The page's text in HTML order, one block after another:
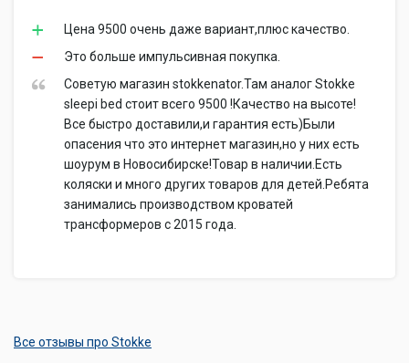
Цена 9500 очень даже вариант,плюс качество.
Это больше импульсивная покупка.
Советую магазин stokkenator.Там аналог Stokke
sleepi bed стоит всего 9500 !Качество на высоте!
Все быстро доставили,и гарантия есть)Были
опасения что это интернет магазин,но у них есть
шоурум в Новосибирске!Товар в наличии.Есть
коляски и много других товаров для детей.Ребята
занимались производством кроватей
трансформеров с 2015 года.
Все отзывы про Stokke